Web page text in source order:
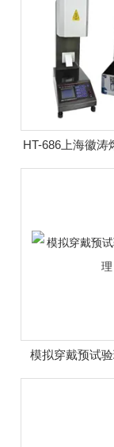
HT-686上海徽涛
试
模拟穿戴预试